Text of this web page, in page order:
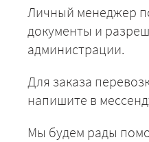
Личный менеджер
документы и
администрации.
Для заказа
напишите в
Мы будем рады